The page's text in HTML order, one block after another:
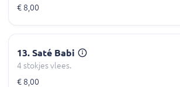
€ 8,00
13. Saté Babi
4 stokjes vlees.
€ 8,00